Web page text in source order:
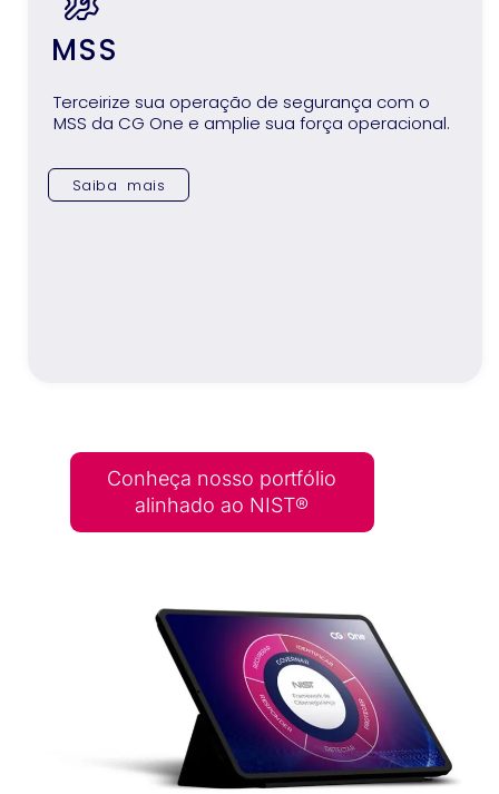
MSS
Terceirize sua operação de segurança com o
MSS da CG One e amplie sua força operacional.
Saiba mais
Conheça nosso portfólio
alinhado ao NIST®